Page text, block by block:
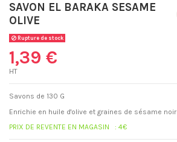
SAVON EL BARAKA SESAME
OLIVE
Rupture de stock
1,39 €
HT
Savons de 130 G
Enrichie en huile d'olive et graines de sésame noir .
PRIX DE REVENTE EN MAGASIN : 4€